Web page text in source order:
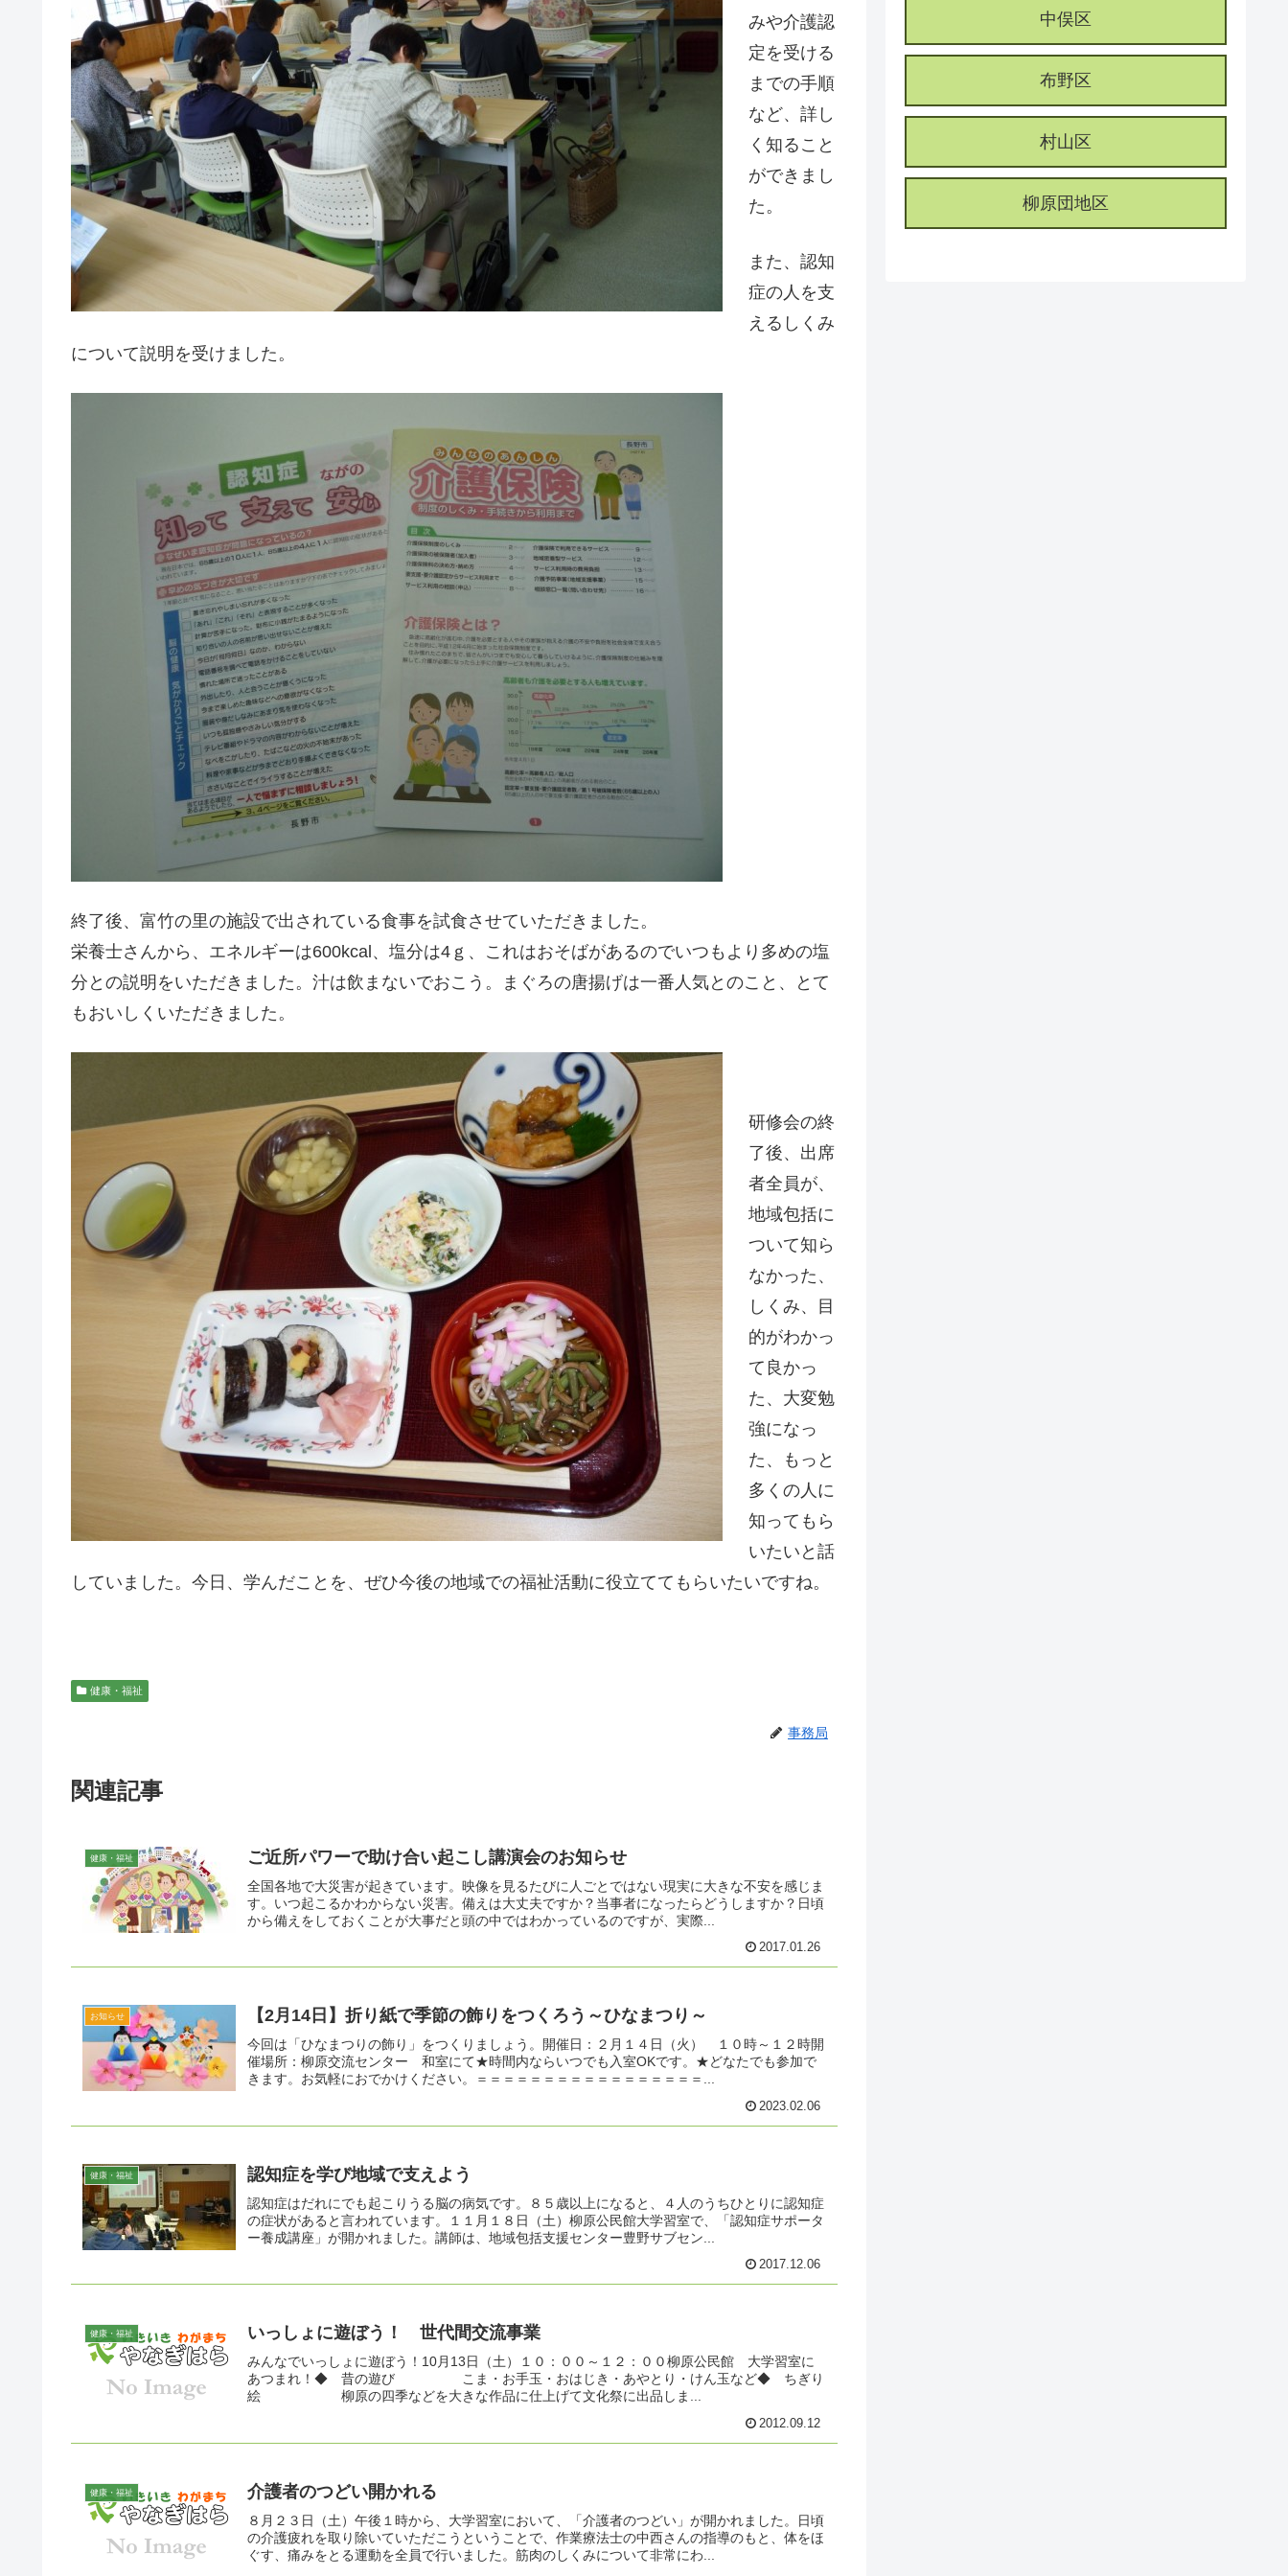
みや介護認
定を受ける
までの手順
など、詳し
く知ること
ができまし
た。
また、認知
症の人を支
えるしくみ
について説明を受けました。
終了後、富竹の里の施設で出されている食事を試食させていただきました。
栄養士さんから、エネルギーは600kcal、塩分は4ｇ、これはおそばがあるのでいつもより多めの塩
分との説明をいただきました。汁は飲まないでおこう。まぐろの唐揚げは一番人気とのこと、とて
もおいしくいただきました。
研修会の終
了後、出席
者全員が、
地域包括に
ついて知ら
なかった、
しくみ、目
的がわかっ
て良かっ
た、大変勉
強になっ
た、もっと
多くの人に
知ってもら
いたいと話
していました。今日、学んだことを、ぜひ今後の地域での福祉活動に役立ててもらいたいですね。
健康・福祉
事務局
関連記事
健康・福祉 ご近所パワーで助け合い起こし講演会のお知らせ
全国各地で大災害が起きています。映像を見るたびに人ごとではない現実に大きな不安を感じま
す。いつ起こるかわからない災害。備えは大丈夫ですか？当事者になったらどうしますか？日頃
から備えをしておくことが大事だと頭の中ではわかっているのですが、実際...
2017.01.26
お知らせ 【2月14日】折り紙で季節の飾りをつくろう～ひなまつり～
今回は「ひなまつりの飾り」をつくりましょう。開催日：２月１４日（火） １０時～１２時開
催場所：柳原交流センター 和室にて★時間内ならいつでも入室OKです。★どなたでも参加で
きます。お気軽におでかけください。＝＝＝＝＝＝＝＝＝＝＝＝＝＝＝＝＝...
2023.02.06
健康・福祉 認知症を学び地域で支えよう
認知症はだれにでも起こりうる脳の病気です。８５歳以上になると、４人のうちひとりに認知症
の症状があると言われています。１１月１８日（土）柳原公民館大学習室で、「認知症サポータ
ー養成講座」が開かれました。講師は、地域包括支援センター豊野サブセン...
2017.12.06
健康・福祉 いっしょに遊ぼう！ 世代間交流事業
みんなでいっしょに遊ぼう！10月13日（土）１０：００～１２：００柳原公民館 大学習室に
あつまれ！◆ 昔の遊び こま・お手玉・おはじき・あやとり・けん玉など◆ ちぎり
絵 柳原の四季などを大きな作品に仕上げて文化祭に出品しま...
2012.09.12
健康・福祉 介護者のつどい開かれる
８月２３日（土）午後１時から、大学習室において、「介護者のつどい」が開かれました。日頃
の介護疲れを取り除いていただこうということで、作業療法士の中西さんの指導のもと、体をほ
ぐす、痛みをとる運動を全員で行いました。筋肉のしくみについて非常にわ...
中俣区
布野区
村山区
柳原団地区